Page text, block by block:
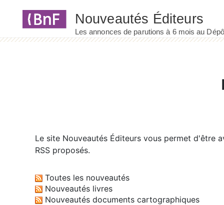
Le site Nouveautés Éditeurs vous permet d'être
RSS proposés.
Toutes les nouveautés
Nouveautés livres
Nouveautés documents cartographiques